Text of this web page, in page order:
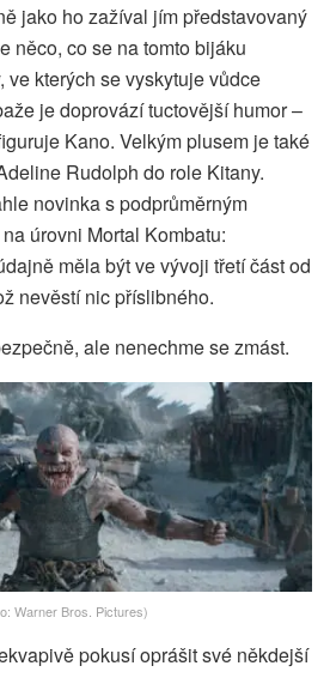
jako ho zažíval jím představovaný
něco, co se na tomto bijáku
ve kterých se vyskytuje vůdce
je doprovází tuctovější humor –
Kano. Velkým plusem je také
Rudolph do role Kitany.
novinka s podprůměrným
úrovni Mortal Kombatu:
měla být ve vývoji třetí část od
nevěstí nic příslibného.
ale nenechme se zmást.
Warner Bros. Pictures)
pokusí oprášit své někdejší